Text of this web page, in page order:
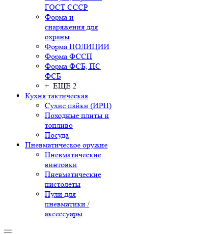
ГОСТ СССР
Форма и
снаряжения для
охраны
Форма ПОЛИЦИИ
Форма ФССП
Форма ФСБ, ПС
ФСБ
+ ЕЩЕ 2
Кухня тактическая
Сухие пайки (ИРП)
Походные плиты и
топливо
Посуда
Пневматическое оружие
Пневматические
винтовки
Пневматические
пистолеты
Пули для
пневматики /
аксессуары